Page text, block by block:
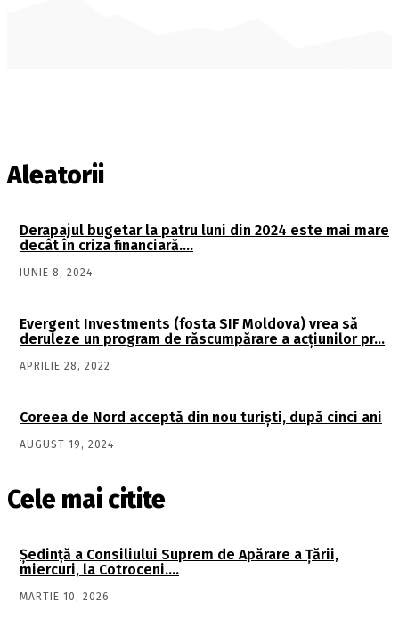
Aleatorii
Derapajul bugetar la patru luni din 2024 este mai mare
decât în criza financiară….
IUNIE 8, 2024
Evergent Investments (fosta SIF Moldova) vrea să
deruleze un program de răscumpărare a acţiunilor pr…
APRILIE 28, 2022
Coreea de Nord acceptă din nou turiști, după cinci ani
AUGUST 19, 2024
Cele mai citite
Şedinţă a Consiliului Suprem de Apărare a Ţării,
miercuri, la Cotroceni….
MARTIE 10, 2026